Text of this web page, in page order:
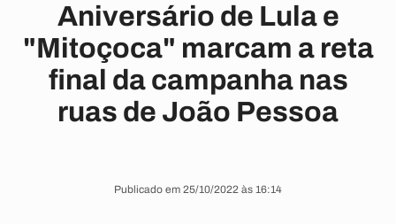
Aniversário de Lula e
"Mitoçoca" marcam a reta
final da campanha nas
ruas de João Pessoa
Publicado em 25/10/2022 às 16:14